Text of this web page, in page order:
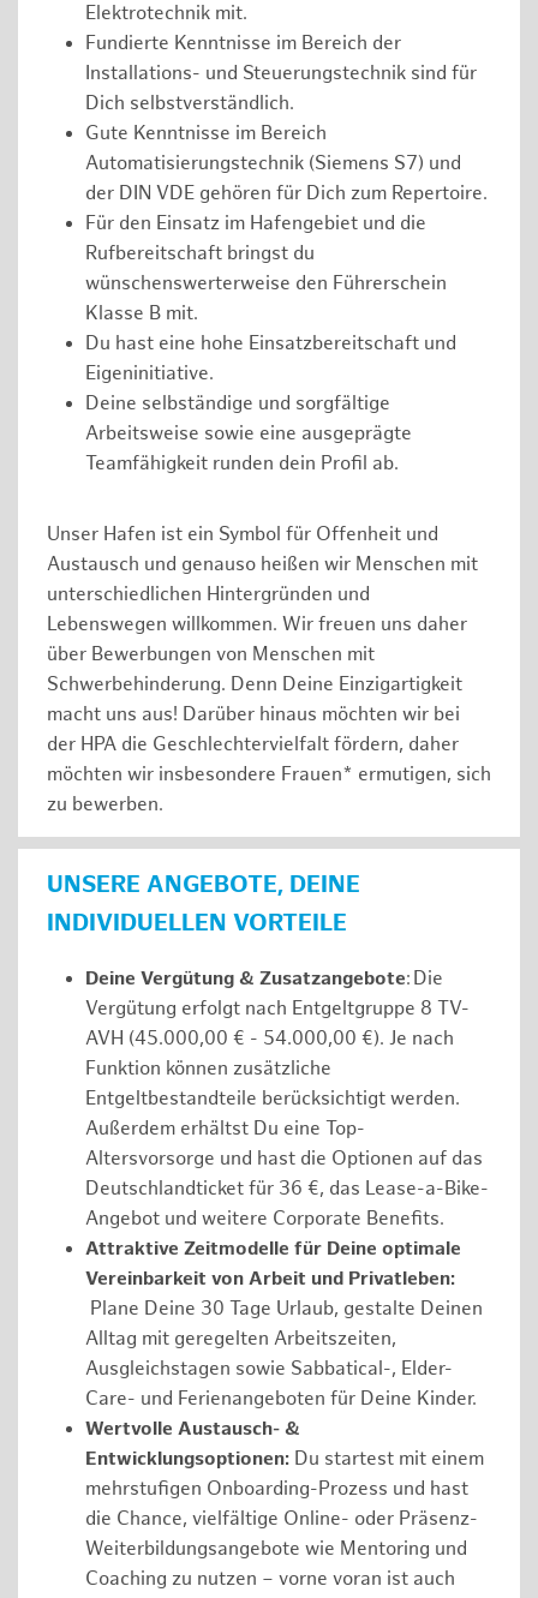
Elektrotechnik mit.
Fundierte Kenntnisse im Bereich der
Installations- und Steuerungstechnik sind für
Dich selbstverständlich.
Gute Kenntnisse im Bereich
Automatisierungstechnik (Siemens S7) und
der DIN VDE gehören für Dich zum Repertoire.
Für den Einsatz im Hafengebiet und die
Rufbereitschaft bringst du
wünschenswerterweise den Führerschein
Klasse B mit.
Du hast eine hohe Einsatzbereitschaft und
Eigeninitiative.
Deine selbständige und sorgfältige
Arbeitsweise sowie eine ausgeprägte
Teamfähigkeit runden dein Profil ab.
Unser Hafen ist ein Symbol für Offenheit und
Austausch und genauso heißen wir Menschen mit
unterschiedlichen Hintergründen und
Lebenswegen willkommen. Wir freuen uns daher
über Bewerbungen von Menschen mit
Schwerbehinderung. Denn Deine Einzigartigkeit
macht uns aus! Darüber hinaus möchten wir bei
der HPA die Geschlechtervielfalt fördern, daher
möchten wir insbesondere Frauen* ermutigen, sich
zu bewerben.
UNSERE ANGEBOTE, DEINE
INDIVIDUELLEN VORTEILE
Deine Vergütung & Zusatzangebote: Die
Vergütung erfolgt nach Entgeltgruppe 8 TV-
AVH (45.000,00 € - 54.000,00 €). Je nach
Funktion können zusätzliche
Entgeltbestandteile berücksichtigt werden.
Außerdem erhältst Du eine Top-
Altersvorsorge und hast die Optionen auf das
Deutschlandticket für 36 €, das Lease-a-Bike-
Angebot und weitere Corporate Benefits.
Attraktive Zeitmodelle für Deine optimale
Vereinbarkeit von Arbeit und Privatleben:
Plane Deine 30 Tage Urlaub, gestalte Deinen
Alltag mit geregelten Arbeitszeiten,
Ausgleichstagen sowie Sabbatical-, Elder-
Care- und Ferienangeboten für Deine Kinder.
Wertvolle Austausch- &
Entwicklungsoptionen: Du startest mit einem
mehrstufigen Onboarding-Prozess und hast
die Chance, vielfältige Online- oder Präsenz-
Weiterbildungsangebote wie Mentoring und
Coaching zu nutzen – vorne voran ist auch